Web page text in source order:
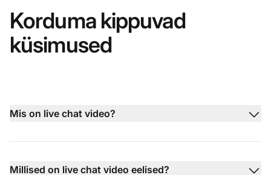
Korduma kippuvad
küsimused
Mis on live chat video?
Millised on live chat video eelised?